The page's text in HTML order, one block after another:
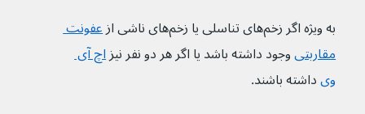
به ویژه اگر زخم‌های تناسلی یا زخم‌های ناشی از
عفونت
مقاربتی وجود داشته باشد یا اگر هر دو نفر نیز اچ آی
وی داشته باشند.